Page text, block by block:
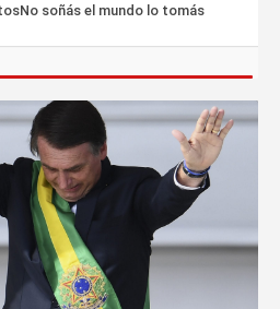
soñás el mundo lo tomás